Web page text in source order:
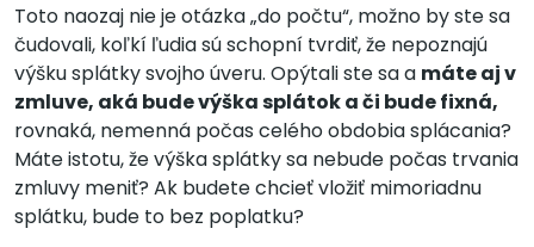
Toto naozaj nie je otázka „do počtu“, možno by ste sa
čudovali, koľkí ľudia sú schopní tvrdiť, že nepoznajú
výšku splátky svojho úveru. Opýtali ste sa a máte aj v
zmluve, aká bude výška splátok a či bude fixná,
rovnaká, nemenná počas celého obdobia splácania?
Máte istotu, že výška splátky sa nebude počas trvania
zmluvy meniť? Ak budete chcieť vložiť mimoriadnu
splátku, bude to bez poplatku?